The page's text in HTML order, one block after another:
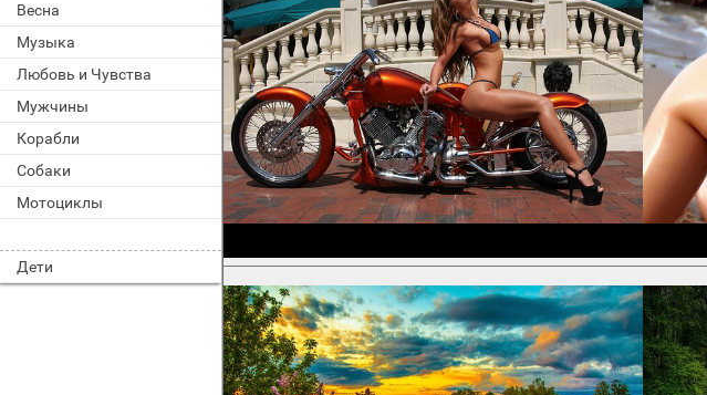
Весна
Музыка
Любовь и Чувства
Мужчины
Корабли
Собаки
Мотоциклы
Дети